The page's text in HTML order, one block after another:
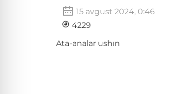
15 avgust 2024, 0:46
4229
Ata-analar ushın